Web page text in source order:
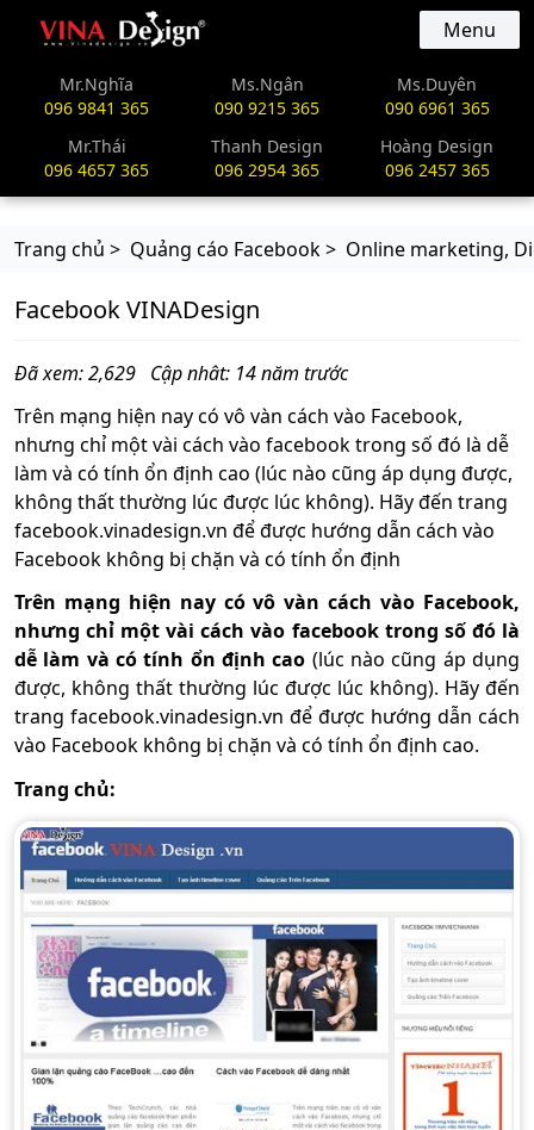
vinadesign.vn Menu
Mr.Nghĩa
096 9841 365
Ms.Ngân
090 9215 365
Ms.Duyên
090 6961 365
Mr.Thái
096 4657 365
Thanh Design
096 2954 365
Hoàng Design
096 2457 365
Trang chủ > Quảng cáo Facebook > Online marketing,
Facebook VINADesign
Đã xem: 2,629 Cập nhât: 14 năm trước
Trên mạng hiện nay có vô vàn cách vào Facebook,
nhưng chỉ một vài cách vào facebook trong số đó là dễ
làm và có tính ổn định cao (lúc nào cũng áp dụng được,
không thất thường lúc được lúc không). Hãy đến trang
facebook.vinadesign.vn để được hướng dẫn cách vào
Facebook không bị chặn và có tính ổn định
Trên mạng hiện nay có vô vàn cách vào Facebook,
nhưng chỉ một vài cách vào facebook trong số đó là
dễ làm và có tính ổn định cao (lúc nào cũng áp dụng
được, không thất thường lúc được lúc không). Hãy đến
trang facebook.vinadesign.vn để được hướng dẫn cách
vào Facebook không bị chặn và có tính ổn định cao.
Trang chủ: